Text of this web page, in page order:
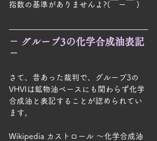
指数の基準がありませんよ?(￣ー￣ )
－ グループ3の化学合成油表記
－
さて、昔あった裁判で、グループ3の
VHVIは鉱物油ベースにも関わらず化学
合成油と表記することが認められてい
ます。
Wikipedia カストロール ～化学合成油